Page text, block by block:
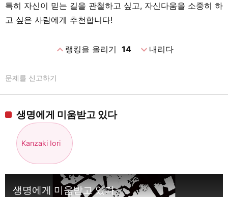
특히 자신이 믿는 길을 관철하고 싶고, 자신다움을 소중히 하
고 싶은 사람에게 추천합니다!
expand_less랭킹을 올리기 14 expand_more내리다
문제를 신고하기
생명에게 미움받고 있다
Kanzaki Iori
생명에게 미움받고 있다